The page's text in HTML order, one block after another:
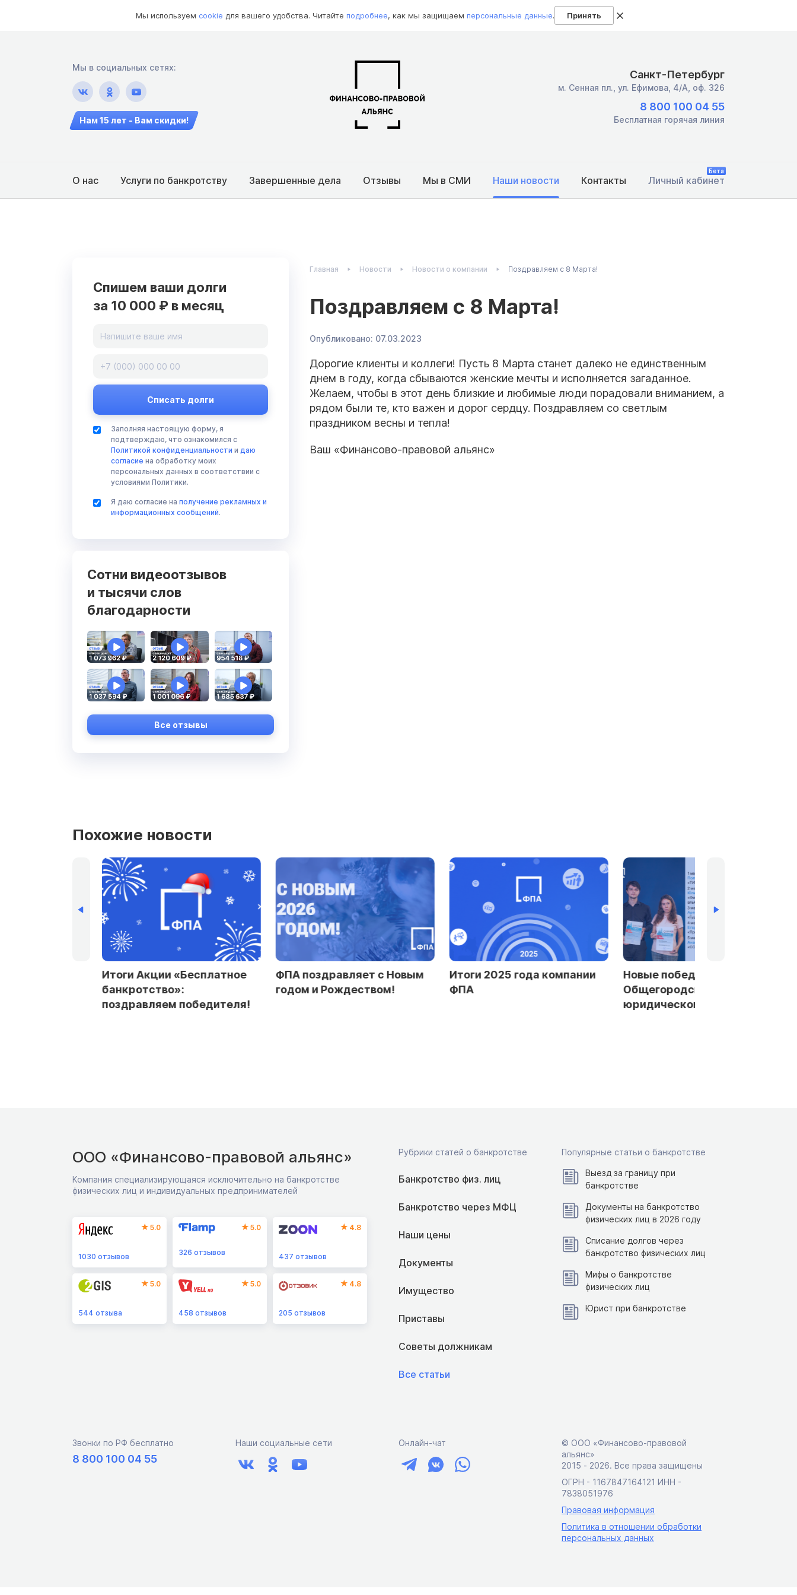
Мы используем cookie для вашего удобства. Читайте подробнее, как мы защищаем персональные данные. Принять
Мы в социальных сетях:
Нам 15 лет - Вам скидки!
Санкт-Петербург
м. Сенная пл., ул. Ефимова, 4/А, оф. 326
8 800 100 04 55
Бесплатная горячая линия
О нас Услуги по банкротству Завершенные дела Отзывы Мы в СМИ Наши новости Контакты Личный кабинет
Бета
Спишем ваши долги
за 10 000 ₽ в месяц
Заполняя настоящую форму, я
подтверждаю, что ознакомился с
Политикой конфиденциальности и даю
согласие на обработку моих
персональных данных в соответствии с
условиями Политики.
Я даю согласие на получение рекламных и
информационных сообщений.
Сотни видеоотзывов
и тысячи слов
благодарности
Все отзывы
Главная Новости Новости о компании Поздравляем с 8 Марта!
Поздравляем с 8 Марта!
Опубликовано: 07.03.2023
Дорогие клиенты и коллеги! Пусть 8 Марта станет далеко не единственным
днем в году, когда сбываются женские мечты и исполняется загаданное.
Желаем, чтобы в этот день близкие и любимые люди порадовали вниманием, а
рядом были те, кто важен и дорог сердцу. Поздравляем со светлым
праздником весны и тепла!
Ваш «Финансово-правовой альянс»
Похожие новости
Итоги Акции «Бесплатное
банкротство»:
поздравляем победителя!
ФПА поздравляет с Новым
годом и Рождеством!
Итоги 2025 года компании
ФПА
Новые победы ФПА в IV
Общегородском
юридическом рейтинге
ООО «Финансово-правовой альянс»
Компания специализирующаяся исключительно на банкротстве
физических лиц и индивидуальных предпринимателей
5.0
1030 отзывов
5.0
326 отзывов
4.8
437 отзывов
5.0
544 отзыва
5.0
458 отзывов
4.8
205 отзывов
Рубрики статей о банкротстве
Банкротство физ. лиц
Банкротство через МФЦ
Наши цены
Документы
Имущество
Приставы
Советы должникам
Все статьи
Популярные статьи о банкротстве
Выезд за границу при
банкротстве
Документы на банкротство
физических лиц в 2026 году
Списание долгов через
банкротство физических лиц
Мифы о банкротстве
физических лиц
Юрист при банкротстве
Звонки по РФ бесплатно
8 800 100 04 55
Наши социальные сети Онлайн-чат
© ООО «Финансово-правовой
альянс»
2015 ‑ 2026. Все права защищены
ОГРН - 1167847164121 ИНН -
7838051976
Правовая информация
Политика в отношении обработки
персональных данных